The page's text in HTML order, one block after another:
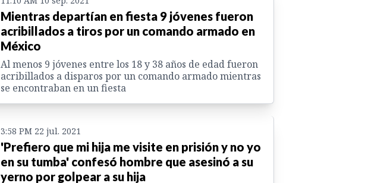
Mientras departían en fiesta 9 jóvenes fueron
acribillados a tiros por un comando armado en
México
Al menos 9 jóvenes entre los 18 y 38 años de edad fueron
acribillados a disparos por un comando armado mientras
se encontraban en un fiesta
3:58 PM 22 jul. 2021
'Prefiero que mi hija me visite en prisión y no yo
en su tumba' confesó hombre que asesinó a su
yerno por golpear a su hija